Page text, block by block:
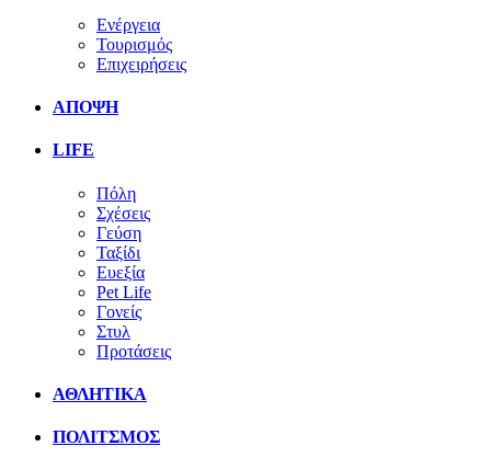
Ενέργεια
Τουρισμός
Επιχειρήσεις
ΑΠΟΨΗ
LIFE
Πόλη
Σχέσεις
Γεύση
Ταξίδι
Ευεξία
Pet Life
Γονείς
Στυλ
Προτάσεις
ΑΘΛΗΤΙΚΑ
ΠΟΛΙΤΣΜΟΣ